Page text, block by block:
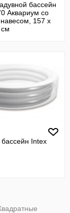
бассейн
Аквариум со
157 х
Intex